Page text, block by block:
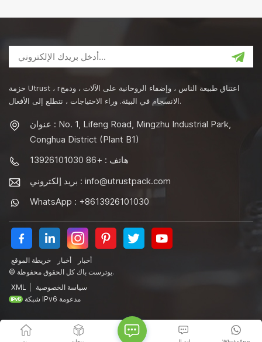
حزمة Utrust ، rاعتناق طبيعة الناس ، وإضفاء الروحانية على الآلات ، ودمج
الانسجام في البيئة. وراء الاحتياجات ، نتطلع إلى الأفعال.
عنوان : No. 1, Lifeng Road, Mingzhu Industrial Park,
Conghua District (Plant B1)
هاتف : +86 13926101030
بريد إلكتروني : info@utrustpack.com
WhatsApp : +8613926101030
خريطة الموقع أخبار
أخبار
© يوترست باك كل الحقوق محفوظة.
XML
سياسة الخصوصية
شبكة IPv6 مدعومة